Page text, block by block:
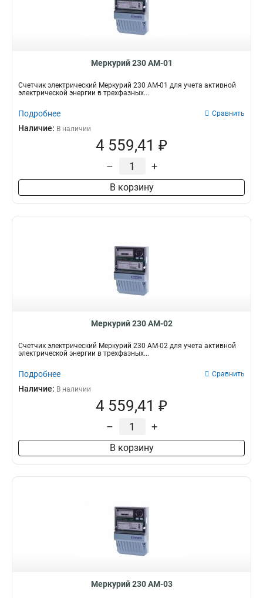
Меркурий 230 АМ-01
Счетчик электрический Меркурий 230 АМ-01 для учета активной
электрической энергии в трехфазных...
Подробнее Сравнить
Наличие: В наличии
4 559,41 ₽
– +
В корзину
Меркурий 230 АМ-02
Счетчик электрический Меркурий 230 АМ-02 для учета активной
электрической энергии в трехфазных...
Подробнее Сравнить
Наличие: В наличии
4 559,41 ₽
– +
В корзину
Меркурий 230 АМ-03